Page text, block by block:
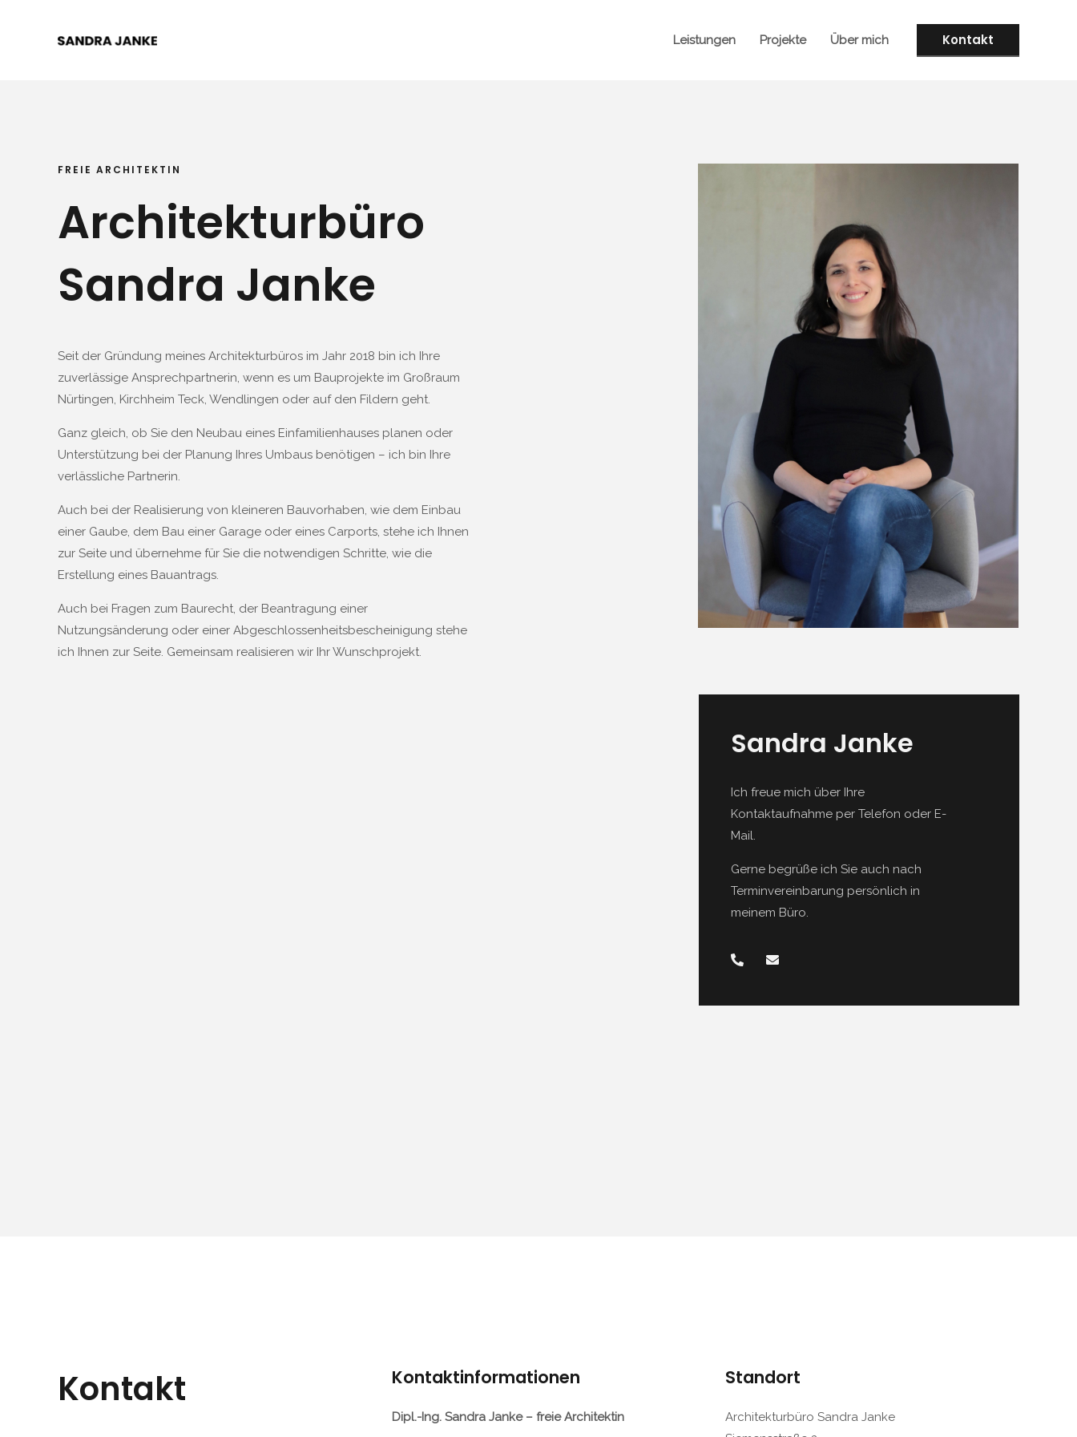
Leistungen Projekte Über mich Kontakt
FREIE ARCHITEKTIN
Architekturbüro
Sandra Janke
Seit der Gründung meines Architekturbüros im Jahr 2018 bin ich Ihre
zuverlässige Ansprechpartnerin, wenn es um Bauprojekte im Großraum
Nürtingen, Kirchheim Teck, Wendlingen oder auf den Fildern geht.
Ganz gleich, ob Sie den Neubau eines Einfamilienhauses planen oder
Unterstützung bei der Planung Ihres Umbaus benötigen – ich bin Ihre
verlässliche Partnerin.
Auch bei der Realisierung von kleineren Bauvorhaben, wie dem Einbau
einer Gaube, dem Bau einer Garage oder eines Carports, stehe ich Ihnen
zur Seite und übernehme für Sie die notwendigen Schritte, wie die
Erstellung eines Bauantrags.
Auch bei Fragen zum Baurecht, der Beantragung einer
Nutzungsänderung oder einer Abgeschlossenheitsbescheinigung stehe
ich Ihnen zur Seite. Gemeinsam realisieren wir Ihr Wunschprojekt.
Sandra Janke
Ich freue mich über Ihre
Kontaktaufnahme per Telefon oder E-
Mail.
Gerne begrüße ich Sie auch nach
Terminvereinbarung persönlich in
meinem Büro.
P
h
e
E
n
l
Kontakt Kontaktinformationen
Dipl.-Ing. Sandra Janke – freie Architektin
Standort
Architekturbüro Sandra Janke